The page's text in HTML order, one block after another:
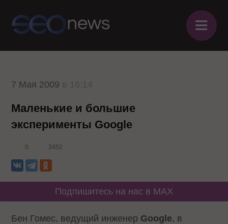
≡
7 Мая 2009
Маленькие и большие
эксперименты Google
0 3452
Подпишитесь на нас в MAX
Бен Гомес, ведущий инженер Google, в